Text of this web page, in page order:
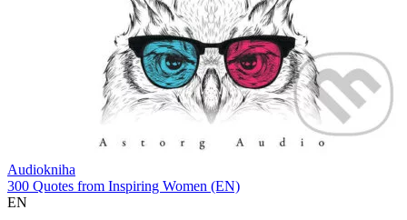
Audiokniha
300 Quotes from Inspiring Women (EN)
EN